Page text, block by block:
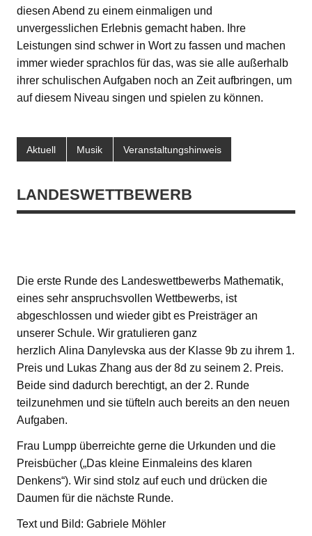
diesen Abend zu einem einmaligen und
unvergesslichen Erlebnis gemacht haben. Ihre
Leistungen sind schwer in Wort zu fassen und machen
immer wieder sprachlos für das, was sie alle außerhalb
ihrer schulischen Aufgaben noch an Zeit aufbringen, um
auf diesem Niveau singen und spielen zu können.
Aktuell Musik Veranstaltungshinweis
LANDESWETTBEWERB
Die erste Runde des Landeswettbewerbs Mathematik,
eines sehr anspruchsvollen Wettbewerbs, ist
abgeschlossen und wieder gibt es Preisträger an
unserer Schule. Wir gratulieren ganz
herzlich Alina Danylevska aus der Klasse 9b zu ihrem 1.
Preis und Lukas Zhang aus der 8d zu seinem 2. Preis.
Beide sind dadurch berechtigt, an der 2. Runde
teilzunehmen und sie tüfteln auch bereits an den neuen
Aufgaben.
Frau Lumpp überreichte gerne die Urkunden und die
Preisbücher („Das kleine Einmaleins des klaren
Denkens“). Wir sind stolz auf euch und drücken die
Daumen für die nächste Runde.
Text und Bild: Gabriele Möhler